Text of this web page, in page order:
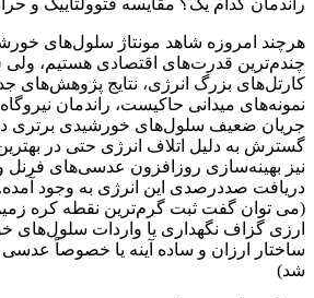
یک؟ مقایسه فتوولتاییک و حرارتی
شاهد مونتاژ سلول‌های خورشیدی در
قدرت‌های اقتصادی هستیم، ولی فارغ از
بزرگ انرژی، نتایج پژوهش‌های جدید
میدانی حاکیست، راندمان نیروگاه حرارتی
جریان
دلیل اتلاف انرژی حتی در بهترین
روزافزون عدسی‌های فرنل و آینه‌های
این انرژی به وجود آمده.
گفت ثبت گرم‌ترین نقطه کره زمین در ایران
نگهداری یا واردات سلول‌های خورشیدی،
و ساده آینه یا خصوصاً عدسی مزید بر